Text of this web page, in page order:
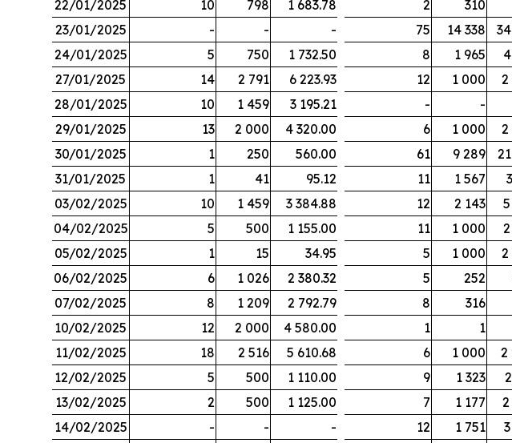
22/01/2025
10 798 1 683.78 2 310
23/01/2025
- - - 75 14 338
24/01/2025
5 750 1 732.50 8 1 965
27/01/2025
14 2 791 6 223.93 12 1 000
2
28/01/2025
10 1 459 3 195.21 - -
29/01/2025
13 2 000 4 320.00 6 1 000
2
30/01/2025
1 250 560.00 61 9 289
31/01/2025
1 41 95.12 11 1 567
03/02/2025
10 1 459 3 384.88 12 2 143
04/02/2025
5 500 1 155.00 11 1 000
05/02/2025
1 15 34.95 5 1 000
2
06/02/2025
6 1 026 2 380.32 5 252
07/02/2025
8 1 209 2 792.79 8 316
10/02/2025
12 2 000 4 580.00 1 1
11/02/2025
18 2 516 5 610.68 6 1 000
2
12/02/2025
5 500 1 110.00 9 1 323
13/02/2025
2 500 1 125.00 7 1 177
14/02/2025
- - - 12 1 751